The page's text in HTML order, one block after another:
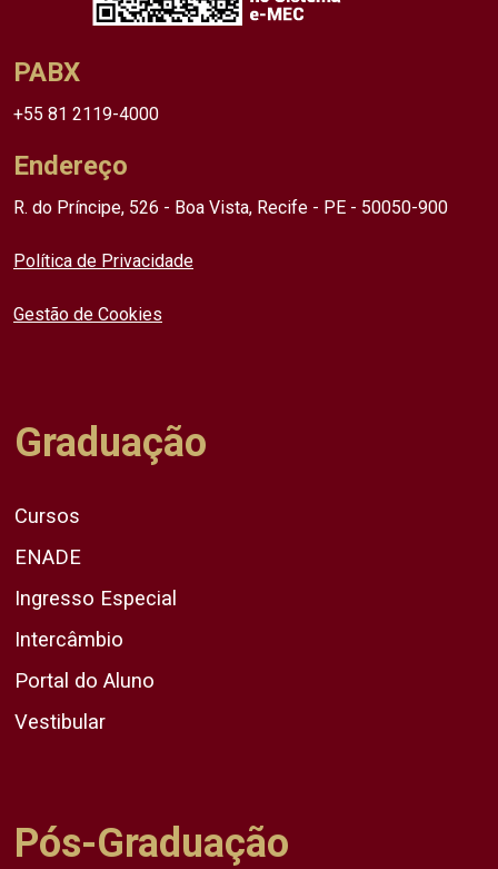
PABX
+55 81 2119-4000
Endereço
R. do Príncipe, 526 - Boa Vista, Recife - PE - 50050-900
Política de Privacidade
Gestão de Cookies
Graduação
Cursos
ENADE
Ingresso Especial
Intercâmbio
Portal do Aluno
Vestibular
Pós-Graduação